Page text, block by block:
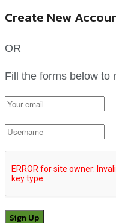
Create New
OR
Fill the forms below to